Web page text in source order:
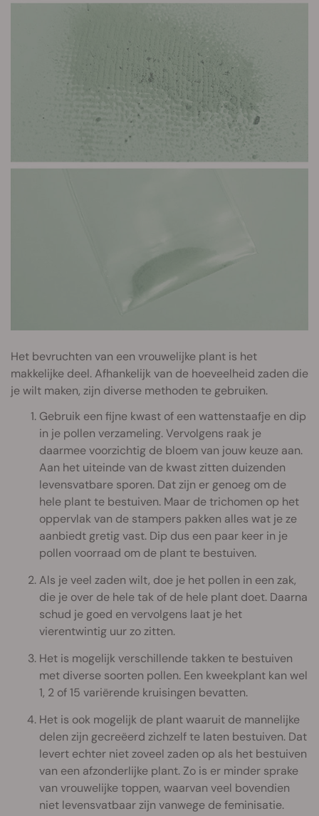
Het bevruchten van een vrouwelijke plant is het
makkelijke deel. Afhankelijk van de hoeveelheid zaden die
je wilt maken, zijn diverse methoden te gebruiken.
Gebruik een fijne kwast of een wattenstaafje en dip
in je pollen verzameling. Vervolgens raak je
daarmee voorzichtig de bloem van jouw keuze aan.
Aan het uiteinde van de kwast zitten duizenden
levensvatbare sporen. Dat zijn er genoeg om de
hele plant te bestuiven. Maar de trichomen op het
oppervlak van de stampers pakken alles wat je ze
aanbiedt gretig vast. Dip dus een paar keer in je
pollen voorraad om de plant te bestuiven.
Als je veel zaden wilt, doe je het pollen in een zak,
die je over de hele tak of de hele plant doet. Daarna
schud je goed en vervolgens laat je het
vierentwintig uur zo zitten.
Het is mogelijk verschillende takken te bestuiven
met diverse soorten pollen. Een kweekplant kan wel
1, 2 of 15 variërende kruisingen bevatten.
Het is ook mogelijk de plant waaruit de mannelijke
delen zijn gecreëerd zichzelf te laten bestuiven. Dat
levert echter niet zoveel zaden op als het bestuiven
van een afzonderlijke plant. Zo is er minder sprake
van vrouwelijke toppen, waarvan veel bovendien
niet levensvatbaar zijn vanwege de feminisatie.